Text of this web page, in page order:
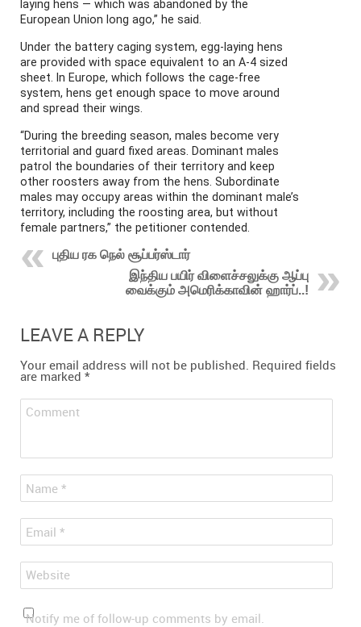
laying hens — which was abandoned by the
European Union long ago,” he said.
Under the battery caging system, egg-laying hens
are provided with space equivalent to an A-4 sized
sheet. In Europe, which follows the cage-free
system, hens get enough space to move around
and spread their wings.
“During the breeding season, males become very
territorial and guard fixed areas. Dominant males
patrol the boundaries of their territory and keep
other roosters away from the hens. Subordinate
males may occupy areas within the dominant male’s
territory, including the roosting area, but without
female partners,” the petitioner contended.
புதிய ரக நெல் சூப்பர்ஸ்டார்
இந்திய பயிர் விளைச்சலுக்கு ஆப்பு
வைக்கும் அமெரிக்காவின் ஹார்ப்..!
LEAVE A REPLY
Your email address will not be published. Required fields
are marked *
Comment
Name *
Email *
Website
Notify me of follow-up comments by email.